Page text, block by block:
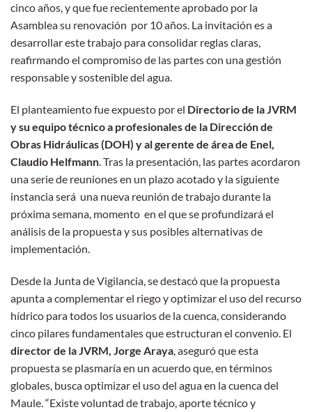
cinco años, y que fue recientemente aprobado por la
Asamblea su renovación por 10 años. La invitación es a
desarrollar este trabajo para consolidar reglas claras,
reafirmando el compromiso de las partes con una gestión
responsable y sostenible del agua.
El planteamiento fue expuesto por el Directorio de la JVRM
y su equipo técnico a profesionales de la Dirección de
Obras Hidráulicas (DOH) y al gerente de área de Enel,
Claudio Helfmann. Tras la presentación, las partes acordaron
una serie de reuniones en un plazo acotado y la siguiente
instancia será una nueva reunión de trabajo durante la
próxima semana, momento en el que se profundizará el
análisis de la propuesta y sus posibles alternativas de
implementación.
Desde la Junta de Vigilancia, se destacó que la propuesta
apunta a complementar el riego y optimizar el uso del recurso
hídrico para todos los usuarios de la cuenca, considerando
cinco pilares fundamentales que estructuran el convenio. El
director de la JVRM, Jorge Araya , aseguró que esta
propuesta se plasmaría en un acuerdo que, en términos
globales, busca optimizar el uso del agua en la cuenca del
Maule. “Existe voluntad de trabajo, aporte técnico y